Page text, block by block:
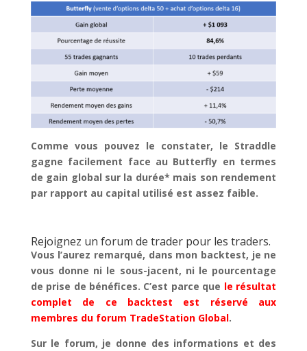
Comme vous pouvez le constater, le Straddle
gagne facilement face au Butterfly en termes
de gain global sur la durée* mais son rendement
par rapport au capital utilisé est assez faible.
Rejoignez un forum de trader pour les traders.
Vous l’aurez remarqué, dans mon backtest, je ne
vous donne ni le sous-jacent, ni le pourcentage
de prise de bénéfices. C’est parce que le résultat
complet de ce backtest est réservé aux
membres du forum TradeStation Global.
Sur le forum, je donne des informations et des